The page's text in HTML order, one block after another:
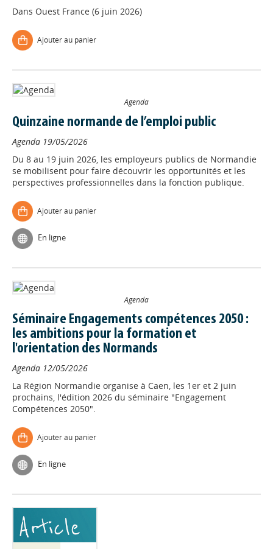
Dans Ouest France (6 juin 2026)
Ajouter au panier
Agenda
Quinzaine normande de l’emploi public
Agenda 19/05/2026
Du 8 au 19 juin 2026, les employeurs publics de Normandie
se mobilisent pour faire découvrir les opportunités et les
perspectives professionnelles dans la fonction publique.
Ajouter au panier
En ligne
Agenda
Séminaire Engagements compétences 2050 :
les ambitions pour la formation et
l'orientation des Normands
Agenda 12/05/2026
La Région Normandie organise à Caen, les 1er et 2 juin
prochains, l'édition 2026 du séminaire "Engagement
Compétences 2050".
Ajouter au panier
En ligne